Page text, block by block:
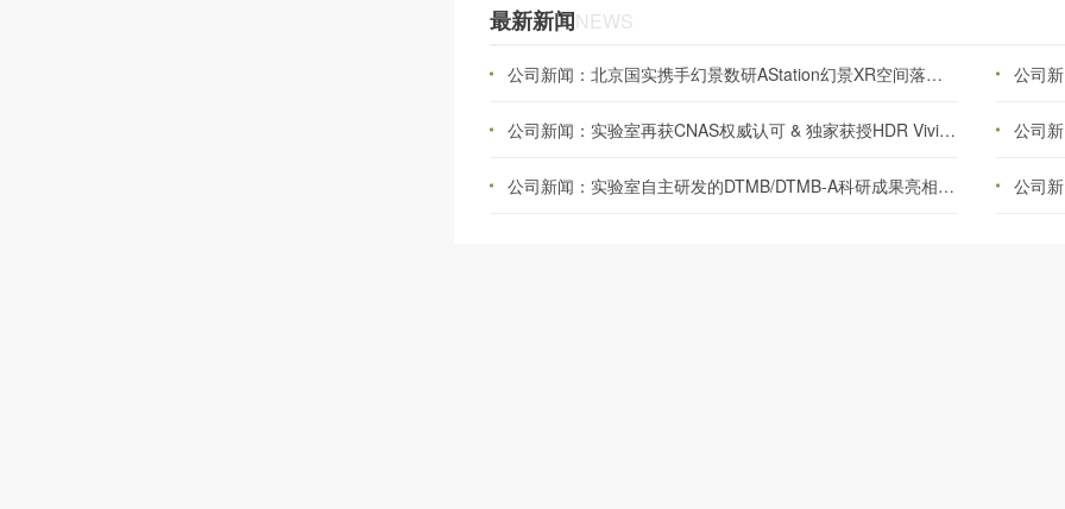
最新新闻NEWS
公司新闻：北京国实携手幻景数研AStation幻景XR空间落地广电总局超高清重点实验室 公司
公司新闻：实验室再获CNAS权威认可 & 独家获授HDR Vivid播放设备性能检测资质 公司
公司新闻：实验室自主研发的DTMB/DTMB-A科研成果亮相“国际电信联盟成立160周年”主题展览 公司